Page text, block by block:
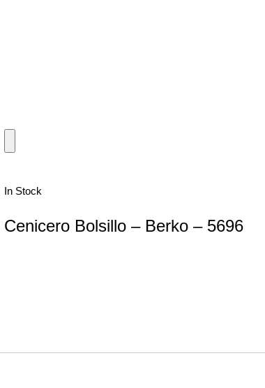
In Stock
Cenicero Bolsillo – Berko – 5696